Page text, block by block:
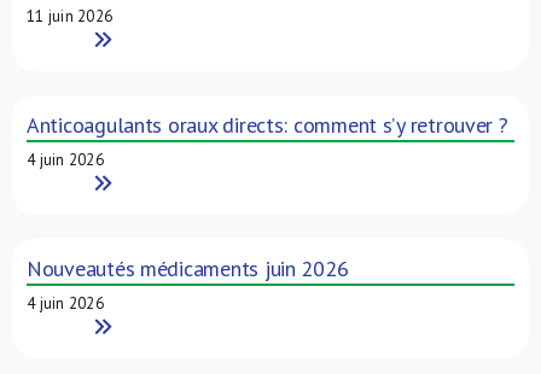
11 juin 2026
Read More
Anticoagulants oraux directs: comment s’y retrouver ?
4 juin 2026
Read More
Nouveautés médicaments juin 2026
4 juin 2026
Read More